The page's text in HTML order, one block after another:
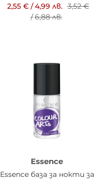
2,55 €/4,99 лв. 3,52 €
/6,88 лв.
Essence
Essence база за нокти за